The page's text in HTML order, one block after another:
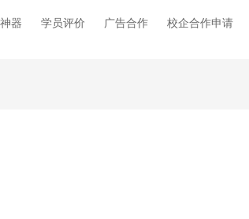
器 学员评价 广告合作 校企合作申请